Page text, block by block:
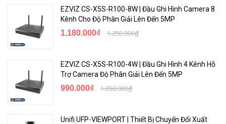
EZVIZ CS-X5S-R100-8W | Đầu Ghi Hình Camera 8
Kênh Cho Độ Phân Giải Lên Đến 5MP
1.180.000₫ 1.250.000₫
EZVIZ CS-X5S-R100-4W | Đầu Ghi Hình 4 Kênh Hỗ
Trợ Camera Độ Phân Giải Lên Đến 5MP
990.000₫ 1.050.000₫
Unifi UFP-VIEWPORT | Thiết Bị Chuyển Đổi Xuất